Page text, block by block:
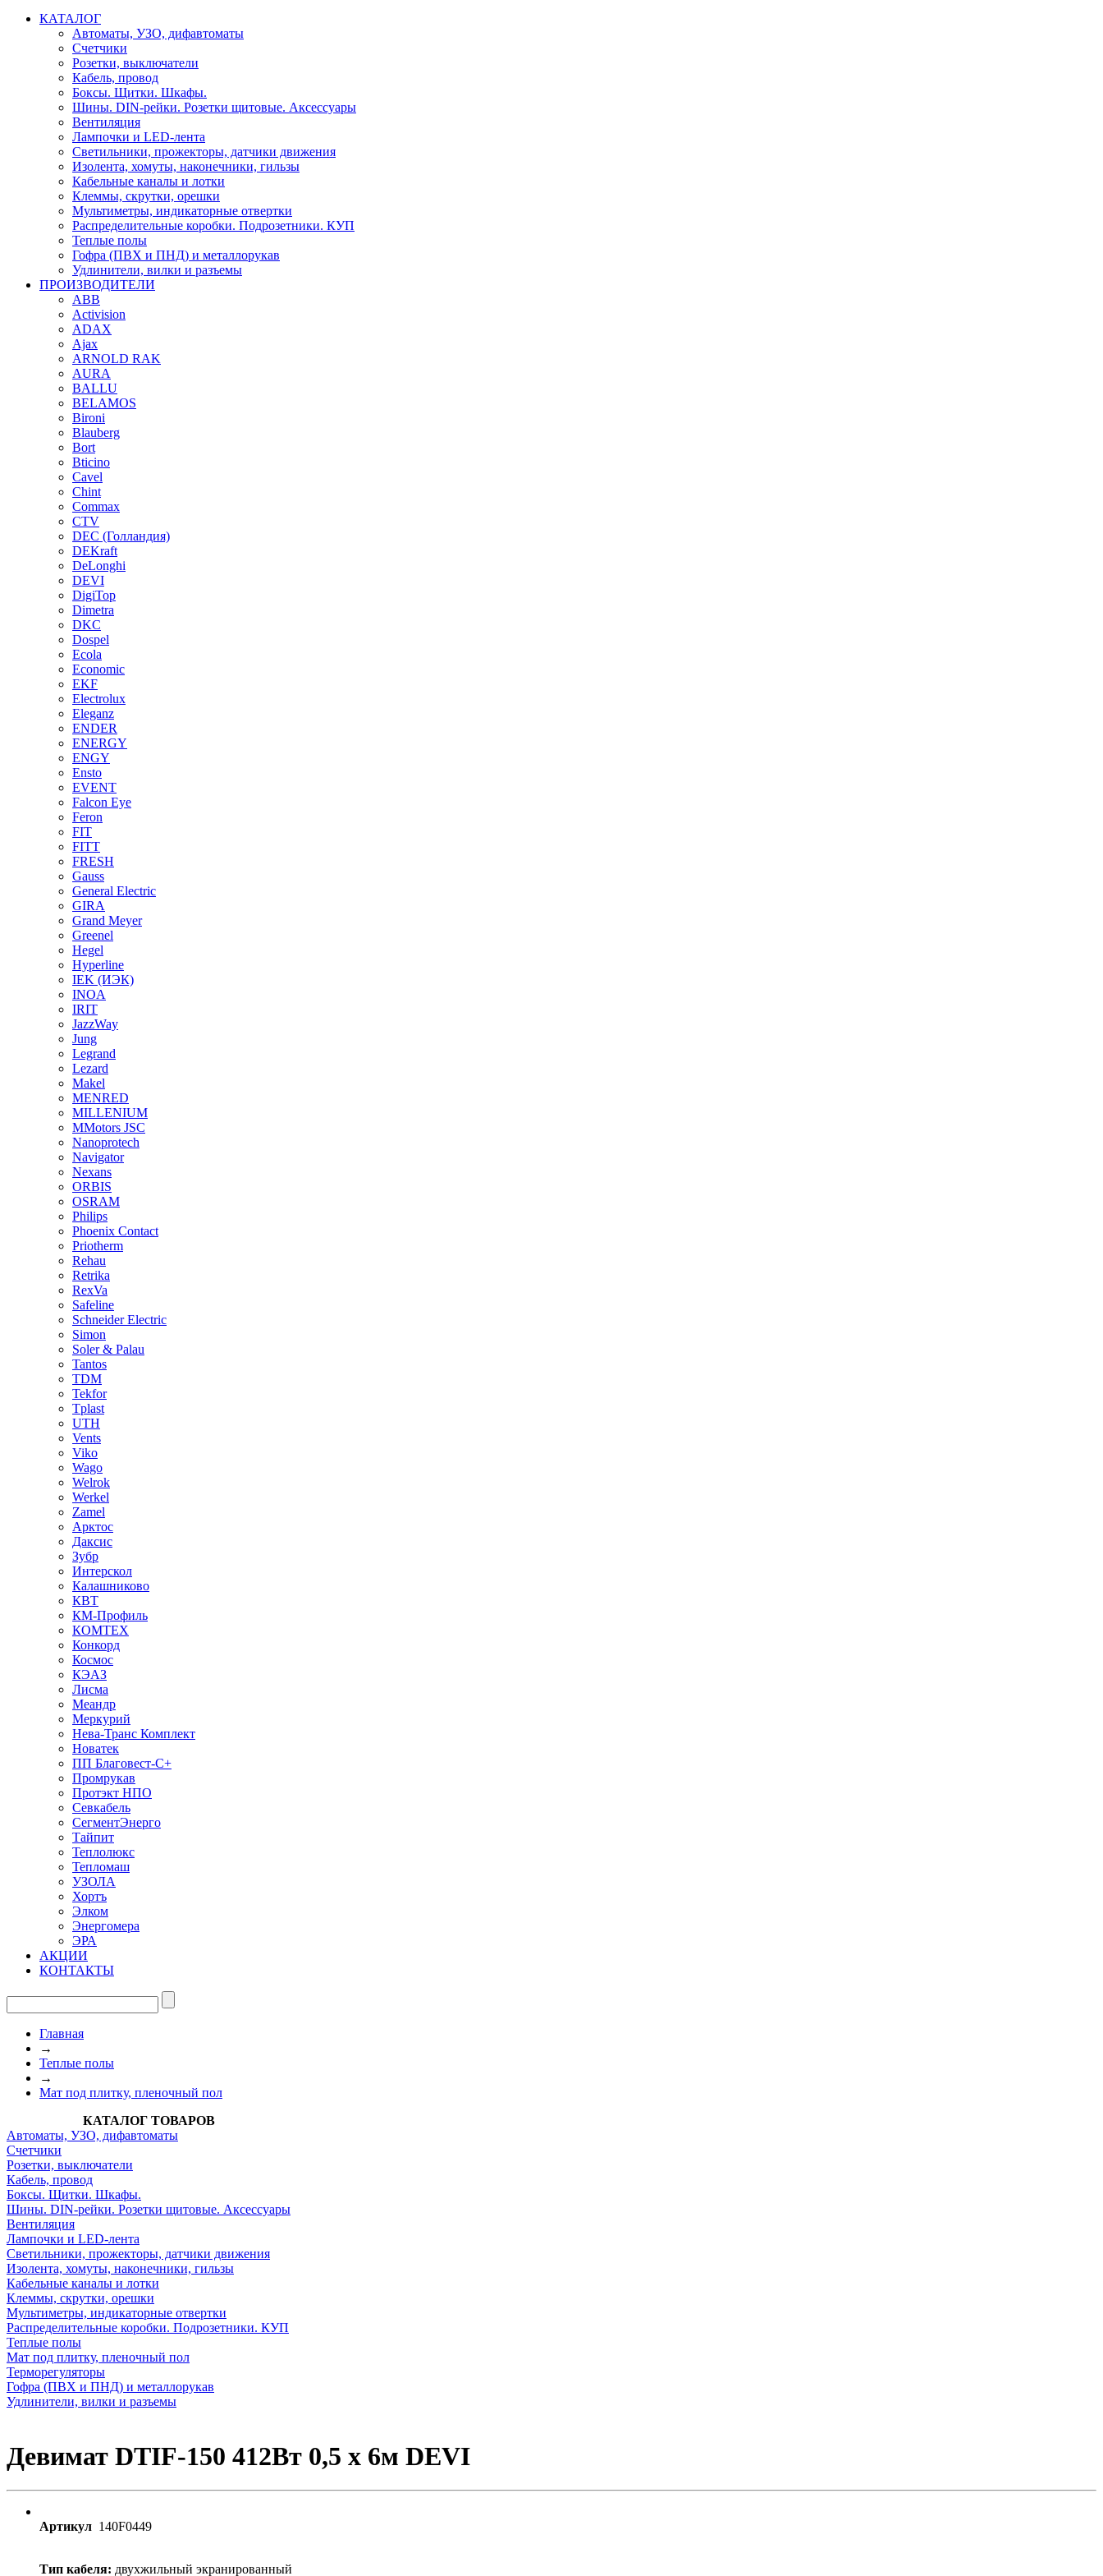
КАТАЛОГ
Автоматы, УЗО, дифавтоматы
Счетчики
Розетки, выключатели
Кабель, провод
Боксы. Щитки. Шкафы.
Шины. DIN-рейки. Розетки щитовые. Аксессуары
Вентиляция
Лампочки и LED-лента
Светильники, прожекторы, датчики движения
Изолента, хомуты, наконечники, гильзы
Кабельные каналы и лотки
Клеммы, скрутки, орешки
Мультиметры, индикаторные отвертки
Распределительные коробки. Подрозетники. КУП
Теплые полы
Гофра (ПВХ и ПНД) и металлорукав
Удлинители, вилки и разъемы
ПРОИЗВОДИТЕЛИ
ABB
Activision
ADAX
Ajax
ARNOLD RAK
AURA
BALLU
BELAMOS
Bironi
Blauberg
Bort
Bticino
Cavel
Chint
Commax
CTV
DEC (Голландия)
DEKraft
DeLonghi
DEVI
DigiTop
Dimetra
DKC
Dospel
Ecola
Economic
EKF
Electrolux
Eleganz
ENDER
ENERGY
ENGY
Ensto
EVENT
Falcon Eye
Feron
FIT
FITT
FRESH
Gauss
General Electric
GIRA
Grand Meyer
Greenel
Hegel
Hyperline
IEK (ИЭК)
INOA
IRIT
JazzWay
Jung
Legrand
Lezard
Makel
MENRED
MILLENIUM
MMotors JSC
Nanoprotech
Navigator
Nexans
ORBIS
OSRAM
Philips
Phoenix Contact
Priotherm
Rehau
Retrika
RexVa
Safeline
Schneider Electric
Simon
Soler & Palau
Tantos
TDM
Tekfor
Tplast
UTH
Vents
Viko
Wago
Welrok
Werkel
Zamel
Арктос
Даксис
Зубр
Интерскол
Калашниково
КВТ
КМ-Профиль
КОМТЕХ
Конкорд
Космос
КЭАЗ
Лисма
Меандр
Меркурий
Нева-Транс Комплект
Новатек
ПП Благовест-С+
Промрукав
Протэкт НПО
Севкабель
СегментЭнерго
Тайпит
Теплолюкс
Тепломаш
УЗОЛА
Хортъ
Элком
Энергомера
ЭРА
АКЦИИ
КОНТАКТЫ
Главная
→
Теплые полы
→
Мат под плитку, пленочный пол
КАТАЛОГ ТОВАРОВ
Автоматы, УЗО, дифавтоматы
Счетчики
Розетки, выключатели
Кабель, провод
Боксы. Щитки. Шкафы.
Шины. DIN-рейки. Розетки щитовые. Аксессуары
Вентиляция
Лампочки и LED-лента
Светильники, прожекторы, датчики движения
Изолента, хомуты, наконечники, гильзы
Кабельные каналы и лотки
Клеммы, скрутки, орешки
Мультиметры, индикаторные отвертки
Распределительные коробки. Подрозетники. КУП
Теплые полы
Мат под плитку, пленочный пол
Терморегуляторы
Гофра (ПВХ и ПНД) и металлорукав
Удлинители, вилки и разъемы
Девимат DTIF-150 412Вт 0,5 x 6м DEVI
Артикул 140F0449
Тип кабеля: двухжильный экранированный